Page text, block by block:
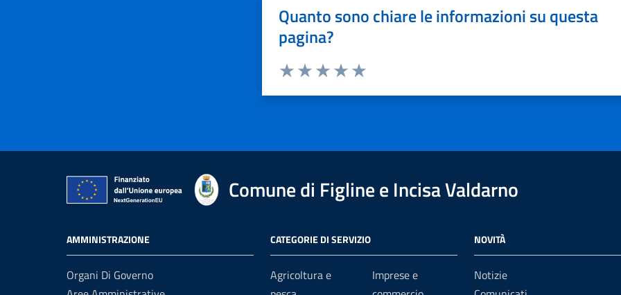
Quanto sono chiare le informazioni su questa
pagina?
Comune di Figline e Incisa Valdarno
AMMINISTRAZIONE
Organi Di Governo
CATEGORIE DI SERVIZIO
Agricoltura e
Imprese e
NOVITÀ
Notizie